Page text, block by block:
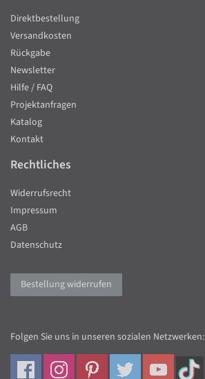
Direktbestellung
Versandkosten
Rückgabe
Newsletter
Hilfe / FAQ
Projektanfragen
Katalog
Kontakt
Rechtliches
Widerrufsrecht
Impressum
AGB
Datenschutz
Bestellung widerrufen
Folgen Sie uns in unseren sozialen Netzwerken: